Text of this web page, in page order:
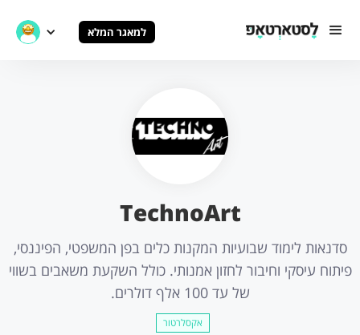
למאגר המלא
TechnoArt
סדנאות לימוד שבועיות המקנות כלים בפן המשפטי, הפיננסי,
פיתוח עיסקי וחיבור לחזון אמנותי. כולל השקעת משאבים בשווי
של עד 100 אלף דולרים.
אקסלרטור